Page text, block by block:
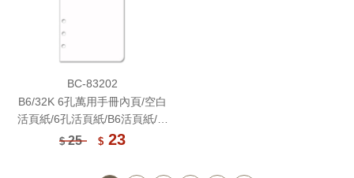
BC-83202
B6/32K 6孔萬用手冊內頁/空白
活頁紙/6孔活頁紙/B6活頁紙/活
頁筆記本補充內頁/手帳內頁(80
$25 $ 23